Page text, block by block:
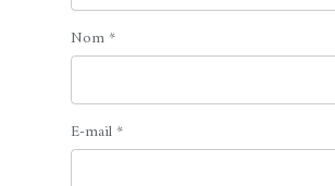
Nom *
E-mail *